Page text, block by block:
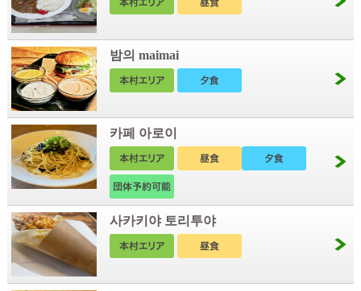
밤의 maimai
카페 아로이
사카키야 토리투야